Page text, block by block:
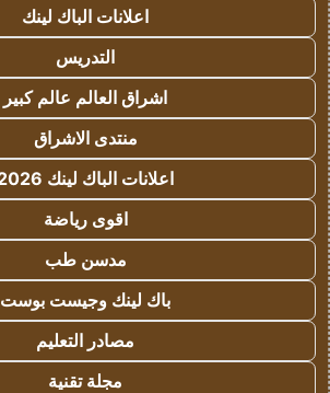
اعلانات الباك لينك
التدريس
اشراق العالم عالم كبير
منتدى الاشراق
اعلانات الباك لينك 2026
اقوى رياضة
مدسن طب
باك لينك وجيست بوست
مصادر التعليم
مجلة تقنية